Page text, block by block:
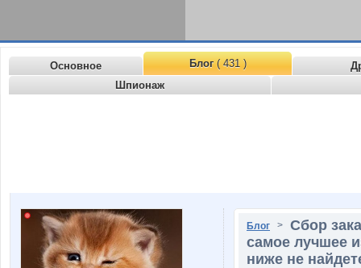
Основное Блог( 431 )
Шпионаж
Блог > Сбор
самое лучшее
ниже не